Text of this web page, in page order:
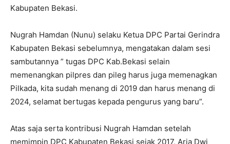
Kabupaten Bekasi.
Nugrah Hamdan (Nunu) selaku Ketua DPC Partai Gerindra
Kabupaten Bekasi sebelumnya, mengatakan dalam sesi
sambutannya ” tugas DPC Kab.Bekasi selain
memenangkan pilpres dan pileg harus juga memenagkan
Pilkada, kita sudah menang di 2019 dan harus menang di
2024, selamat bertugas kepada pengurus yang baru”.
Atas saja serta kontribusi Nugrah Hamdan setelah
memimpin DPC Kabupaten Bekasi sejak 2017, Aria Dwi